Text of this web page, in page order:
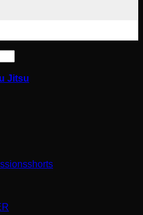
Jitsu